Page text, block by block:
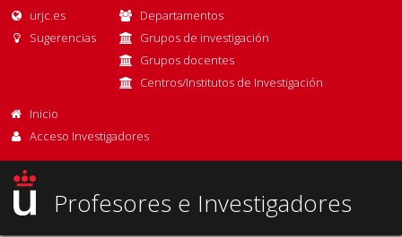
urjc.es
Sugerencias
Departamentos
Grupos de investigación
Grupos docentes
Centros/Institutos de Investigación
Inicio
Acceso Investigadores
Profesores e Investigadores